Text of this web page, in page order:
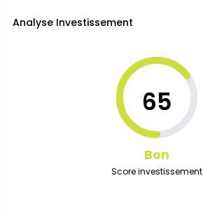
Analyse Investissement
65
Bon
Score investissement